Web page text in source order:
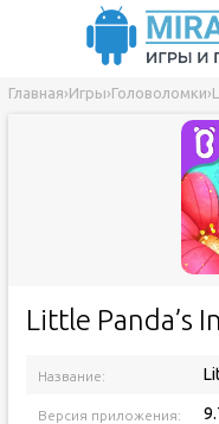
Главная›Игры›Головоломки›
Little Panda’s
Название:
Версия приложения: